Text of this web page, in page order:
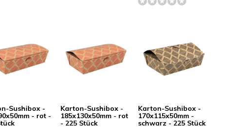
Sushibox -
- rot -
Karton-Sushibox -
185x130x50mm - rot
- 225 Stück
Karton-Sushibox -
170x115x50mm -
schwarz - 225 Stück